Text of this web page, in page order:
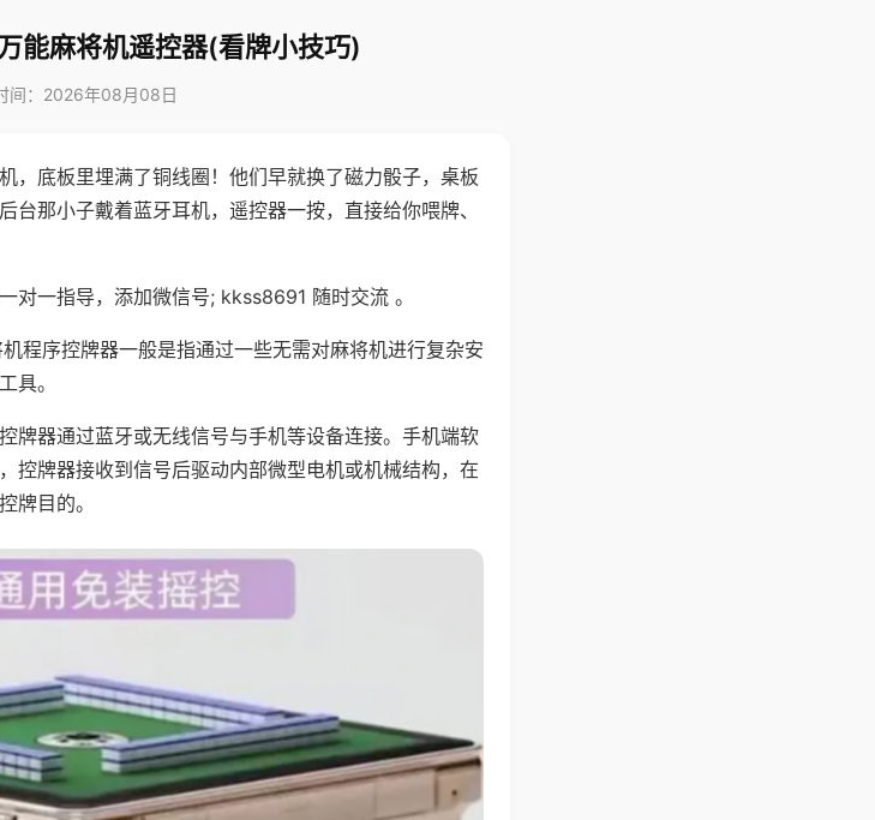
能麻将机遥控器(看牌小技巧)
间：2026年08月08日
，底板里埋满了铜线圈！他们早就换了磁力骰子，桌板
台那小子戴着蓝牙耳机，遥控器一按，直接给你喂牌、
对一指导，添加微信号; kkss8691 随时交流 。
程序控牌器一般是指通过一些无需对麻将机进行复杂安
具。
牌器通过蓝牙或无线信号与手机等设备连接。手机端软
控牌器接收到信号后驱动内部微型电机或机械结构，在
牌目的。